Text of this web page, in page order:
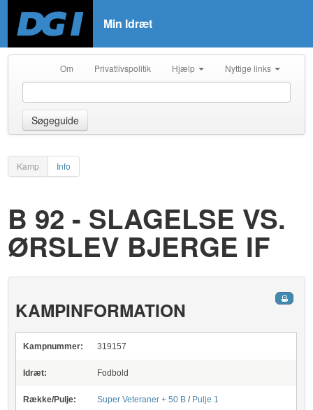
Min Idræt
Om Privatlivspolitik Hjælp Nyttige links
Søgeguide
Kamp Info
B 92 - SLAGELSE VS.
ØRSLEV BJERGE IF
KAMPINFORMATION
Kampnummer: 319157
Idræt: Fodbold
Række/Pulje: Super Veteraner + 50 B / Pulje 1